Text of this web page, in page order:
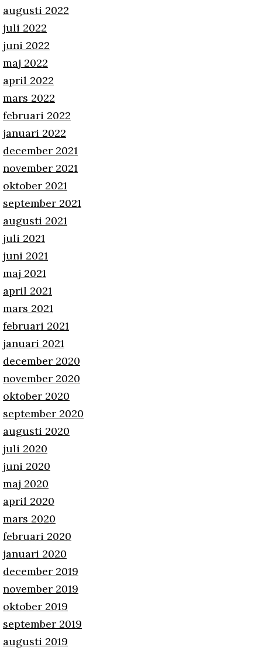
augusti 2022
juli 2022
juni 2022
maj 2022
april 2022
mars 2022
februari 2022
januari 2022
december 2021
november 2021
oktober 2021
september 2021
augusti 2021
juli 2021
juni 2021
maj 2021
april 2021
mars 2021
februari 2021
januari 2021
december 2020
november 2020
oktober 2020
september 2020
augusti 2020
juli 2020
juni 2020
maj 2020
april 2020
mars 2020
februari 2020
januari 2020
december 2019
november 2019
oktober 2019
september 2019
augusti 2019